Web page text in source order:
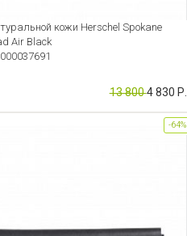
кожи Herschel Spokane
Air Black
13 8004 830 Р.
-64%